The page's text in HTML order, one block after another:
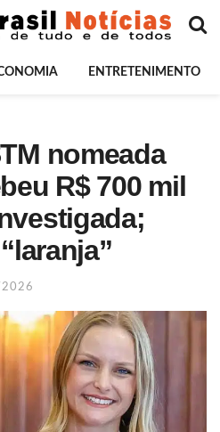
ENTRETENIMENTO
nomeada
R$ 700 mil